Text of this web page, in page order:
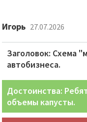
Игорь 27.07.2026
Заголовок: Схема
автобизнеса.
Достоинства:
объемы капусты.